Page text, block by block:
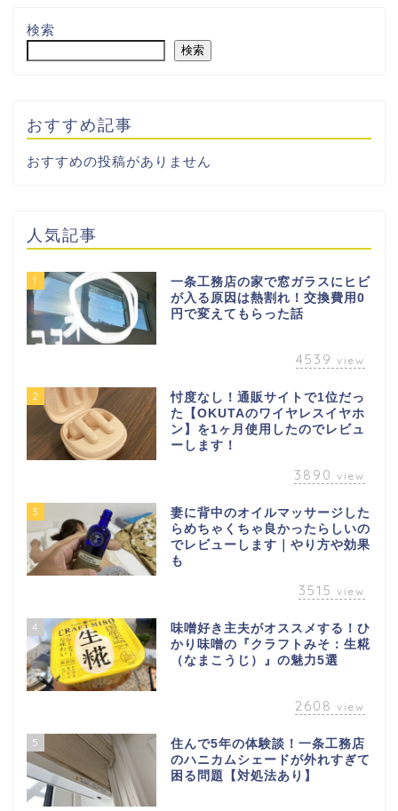
検索
検索
おすすめ記事
おすすめの投稿がありません
人気記事
1
一条工務店の家で窓ガラスにヒビ
が入る原因は熱割れ！交換費用0
円で変えてもらった話
4539 view
2
忖度なし！通販サイトで1位だっ
た【OKUTAのワイヤレスイヤホ
ン】を1ヶ月使用したのでレビュ
ーします！
3890 view
3
妻に背中のオイルマッサージした
らめちゃくちゃ良かったらしいの
でレビューします｜やり方や効果
も
3515 view
4
味噌好き主夫がオススメする！ひ
かり味噌の『クラフトみそ：生糀
（なまこうじ）』の魅力5選
2608 view
5
住んで5年の体験談！一条工務店
のハニカムシェードが外れすぎて
困る問題【対処法あり】